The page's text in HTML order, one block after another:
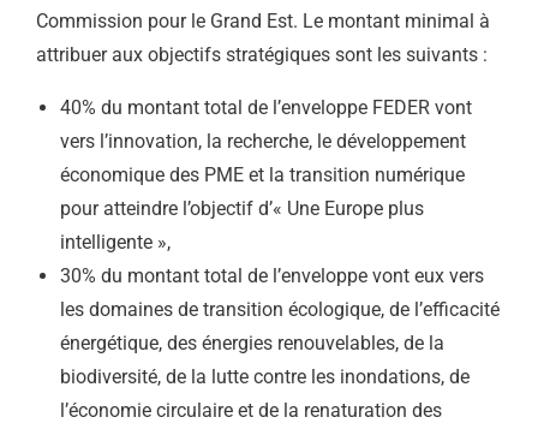
Commission pour le Grand Est. Le montant minimal à
attribuer aux objectifs stratégiques sont les suivants :
40% du montant total de l’enveloppe FEDER vont
vers l’innovation, la recherche, le développement
économique des PME et la transition numérique
pour atteindre l’objectif d’« Une Europe plus
intelligente »,
30% du montant total de l’enveloppe vont eux vers
les domaines de transition écologique, de l’efficacité
énergétique, des énergies renouvelables, de la
biodiversité, de la lutte contre les inondations, de
l’économie circulaire et de la renaturation des